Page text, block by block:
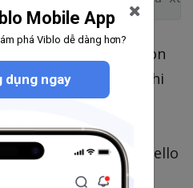
phổ biến nhất, còn
thể tự tra cứu lấy khi
đơn giản: In chuỗi Hello
mỗi 1 giây.
Mobile App
phá Viblo dễ dàng hơn?
dụng ngay